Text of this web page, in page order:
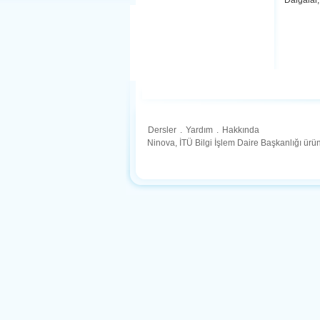
Dersler . Yardım . Hakkında
Ninova, İTÜ Bilgi İşlem Daire Başkanlığı